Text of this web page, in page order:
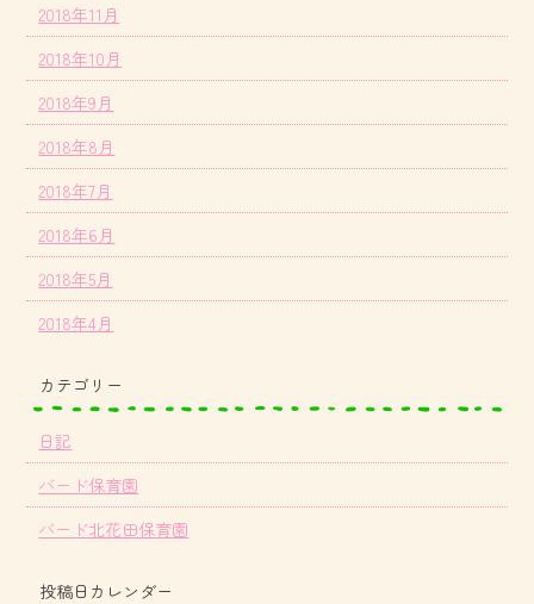
2018年11月
2018年10月
2018年9月
2018年8月
2018年7月
2018年6月
2018年5月
2018年4月
カテゴリー
日記
バード保育園
バード北花田保育園
投稿日カレンダー